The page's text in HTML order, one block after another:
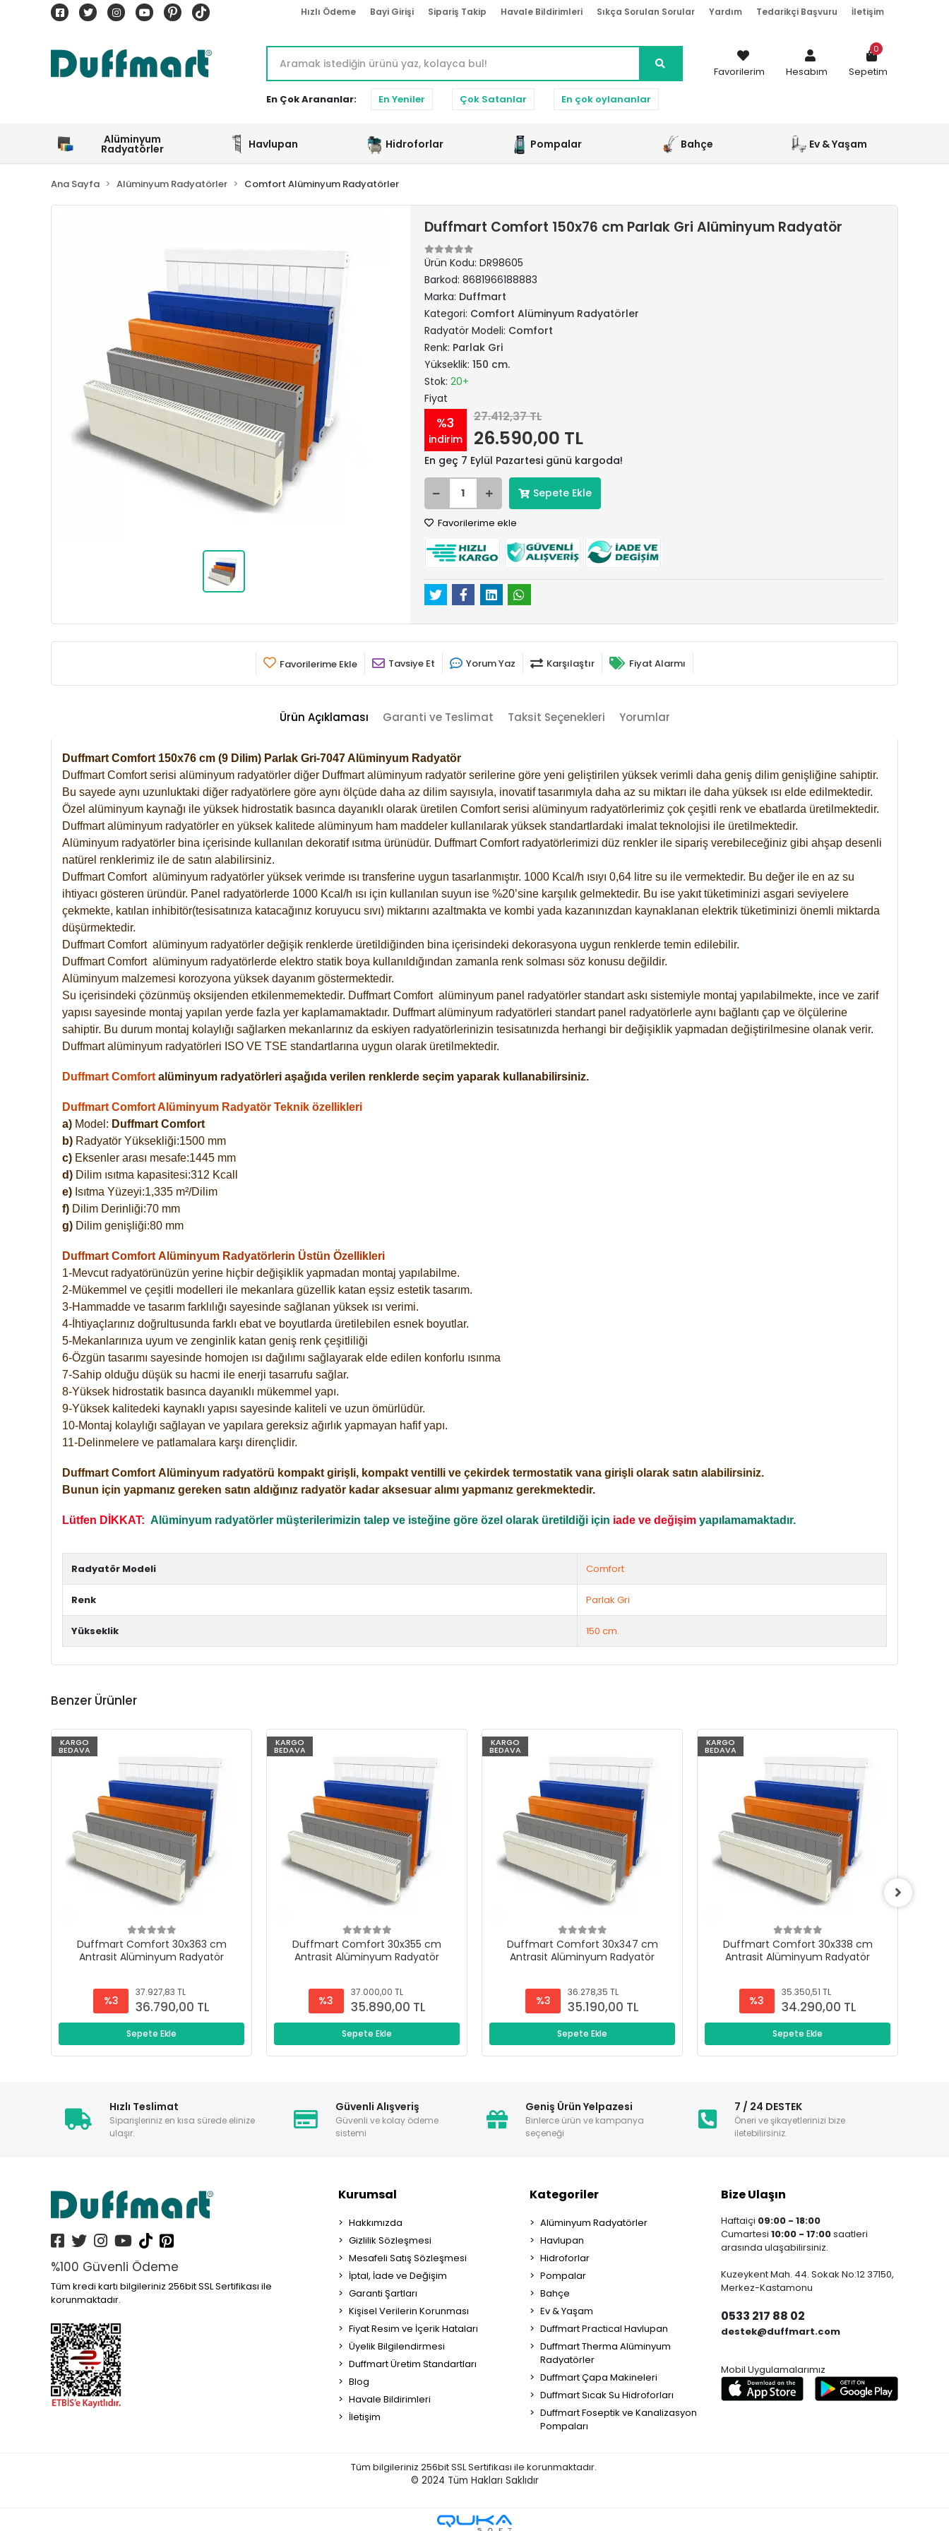
Hızlı Ödeme Bayi Girişi Sipariş Takip Havale Bildirimleri Sıkça Sorulan Sorular Yardım Tedarikçi Başvuru İletişim
En Çok Arananlar: En Yeniler Çok Satanlar En çok oylananlar
Favorilerim Hesabım Sepetim
0
Alüminyum
Radyatörler Havlupan Hidroforlar Pompalar Bahçe Ev & Yaşam
Ana Sayfa Alüminyum Radyatörler Comfort Alüminyum Radyatörler
Duffmart Comfort 150x76 cm Parlak Gri Alüminyum Radyatör
Ürün Kodu: DR98605
Barkod: 8681966188883
Marka: Duffmart
Kategori: Comfort Alüminyum Radyatörler
Radyatör Modeli: Comfort
Renk: Parlak Gri
Yükseklik: 150 cm.
Stok: 20+
Fiyat
%3
indirim
27.412,37 TL
26.590,00 TL
En geç 7 Eylül Pazartesi günü kargoda!
Sepete Ekle
Favorilerime ekle
Favorilerime Ekle Tavsiye Et Yorum Yaz Karşılaştır Fiyat Alarmı
Ürün Açıklaması Garanti ve Teslimat Taksit Seçenekleri Yorumlar
Duffmart Comfort 150x76 cm (9 Dilim) Parlak Gri-7047 Alüminyum Radyatör
Duffmart Comfort serisi alüminyum radyatörler diğer Duffmart alüminyum radyatör serilerine göre yeni geliştirilen yüksek verimli daha geniş dilim genişliğine sahiptir.
Bu sayede aynı uzunluktaki diğer radyatörlere göre aynı ölçüde daha az dilim sayısıyla, inovatif tasarımıyla daha az su miktarı ile daha yüksek ısı elde edilmektedir.
Özel alüminyum kaynağı ile yüksek hidrostatik basınca dayanıklı olarak üretilen Comfort serisi alüminyum radyatörlerimiz çok çeşitli renk ve ebatlarda üretilmektedir.
Duffmart alüminyum radyatörler en yüksek kalitede alüminyum ham maddeler kullanılarak yüksek standartlardaki imalat teknolojisi ile üretilmektedir.
Alüminyum radyatörler bina içerisinde kullanılan dekoratif ısıtma ürünüdür. Duffmart Comfort radyatörlerimizi düz renkler ile sipariş verebileceğiniz gibi ahşap desenli
natürel renklerimiz ile de satın alabilirsiniz.
Duffmart Comfort alüminyum radyatörler yüksek verimde ısı transferine uygun tasarlanmıştır. 1000 Kcal/h ısıyı 0,64 litre su ile vermektedir. Bu değer ile en az su
ihtiyacı gösteren üründür. Panel radyatörlerde 1000 Kcal/h ısı için kullanılan suyun ise %20’sine karşılık gelmektedir. Bu ise yakıt tüketiminizi asgari seviyelere
çekmekte, katılan inhibitör(tesisatınıza katacağınız koruyucu sıvı) miktarını azaltmakta ve kombi yada kazanınızdan kaynaklanan elektrik tüketiminizi önemli miktarda
düşürmektedir.
Duffmart Comfort alüminyum radyatörler değişik renklerde üretildiğinden bina içerisindeki dekorasyona uygun renklerde temin edilebilir.
DuffmartComfort alüminyum radyatörlerde elektro statik boya kullanıldığından zamanla renk solması söz konusu değildir.
Alüminyum malzemesi korozyona yüksek dayanım göstermektedir.
Su içerisindeki çözünmüş oksijenden etkilenmemektedir. DuffmartComfort alüminyum panel radyatörler standart askı sistemiyle montaj yapılabilmekte, ince ve zarif
yapısı sayesinde montaj yapılan yerde fazla yer kaplamamaktadır. Duffmart alüminyum radyatörleri standart panel radyatörlerle aynı bağlantı çap ve ölçülerine
sahiptir. Bu durum montaj kolaylığı sağlarken mekanlarınız da eskiyen radyatörlerinizin tesisatınızda herhangi bir değişiklik yapmadan değiştirilmesine olanak verir.
Duffmart alüminyum radyatörleri ISO VE TSE standartlarına uygun olarak üretilmektedir.
Duffmart Comfort alüminyum radyatörleri aşağıda verilen renklerde seçim yaparak kullanabilirsiniz.
Duffmart Comfort Alüminyum Radyatör Teknik özellikleri
a) Model: Duffmart Comfort
b) Radyatör Yüksekliği:1500 mm
c) Eksenler arası mesafe:1445 mm
d) Dilim ısıtma kapasitesi:312 Kcall
e) Isıtma Yüzeyi:1,335 m²/Dilim
f) Dilim Derinliği:70 mm
g) Dilim genişliği:80 mm
Duffmart Comfort Alüminyum Radyatörlerin Üstün Özellikleri
1-Mevcut radyatörünüzün yerine hiçbir değişiklik yapmadan montaj yapılabilme.
2-Mükemmel ve çeşitli modelleri ile mekanlara güzellik katan eşsiz estetik tasarım.
3-Hammadde ve tasarım farklılığı sayesinde sağlanan yüksek ısı verimi.
4-İhtiyaçlarınız doğrultusunda farklı ebat ve boyutlarda üretilebilen esnek boyutlar.
5-Mekanlarınıza uyum ve zenginlik katan geniş renk çeşitliliği
6-Özgün tasarımı sayesinde homojen ısı dağılımı sağlayarak elde edilen konforlu ısınma
7-Sahip olduğu düşük su hacmi ile enerji tasarrufu sağlar.
8-Yüksek hidrostatik basınca dayanıklı mükemmel yapı.
9-Yüksek kalitedeki kaynaklı yapısı sayesinde kaliteli ve uzun ömürlüdür.
10-Montaj kolaylığı sağlayan ve yapılara gereksiz ağırlık yapmayan hafif yapı.
11-Delinmelere ve patlamalara karşı dirençlidir.
Duffmart Comfort Alüminyum radyatörü kompakt girişli, kompakt ventilli ve çekirdek termostatik vana girişli olarak satın alabilirsiniz.
Bunun için yapmanız gereken satın aldığınız radyatör kadar aksesuar alımı yapmanız gerekmektedir.
Lütfen DİKKAT: Alüminyum radyatörler müşterilerimizin talep ve isteğine göre özel olarak üretildiği için iade ve değişim yapılamamaktadır.
Radyatör Modeli Comfort
Renk Parlak Gri
Yükseklik 150 cm.
Benzer Ürünler
KARGO
BEDAVA
Duffmart Comfort 30x363 cm
Antrasit Alüminyum Radyatör
%3
37.927,83 TL
36.790,00 TL
Sepete Ekle
KARGO
BEDAVA
Duffmart Comfort 30x355 cm
Antrasit Alüminyum Radyatör
%3
37.000,00 TL
35.890,00 TL
Sepete Ekle
KARGO
BEDAVA
Duffmart Comfort 30x347 cm
Antrasit Alüminyum Radyatör
%3
36.278,35 TL
35.190,00 TL
Sepete Ekle
KARGO
BEDAVA
Duffmart Comfort 30x338 cm
Antrasit Alüminyum Radyatör
%3
35.350,51 TL
34.290,00 TL
Sepete Ekle
Hızlı Teslimat
Siparişleriniz en kısa sürede elinize
ulaşır.
Güvenli Alışveriş
Güvenli ve kolay ödeme
sistemi
Geniş Ürün Yelpazesi
Binlerce ürün ve kampanya
seçeneği
7 / 24 DESTEK
Öneri ve şikayetlerinizi bize
iletebilirsiniz.
%100 Güvenli Ödeme
Tüm kredi kartı bilgileriniz 256bit SSL Sertifikası ile
korunmaktadır.
Kurumsal
Hakkımızda
Gizlilik Sözleşmesi
Mesafeli Satış Sözleşmesi
İptal, İade ve Değişim
Garanti Şartları
Kişisel Verilerin Korunması
Fiyat Resim ve İçerik Hataları
Üyelik Bilgilendirmesi
Duffmart Üretim Standartları
Blog
Havale Bildirimleri
İletişim
Kategoriler
Alüminyum Radyatörler
Havlupan
Hidroforlar
Pompalar
Bahçe
Ev & Yaşam
Duffmart Practical Havlupan
Duffmart Therma Alüminyum
Radyatörler
Duffmart Çapa Makineleri
Duffmart Sıcak Su Hidroforları
Duffmart Foseptik ve Kanalizasyon
Pompaları
Bize Ulaşın
Haftaiçi 09:00 - 18:00
Cumartesi 10:00 - 17:00saatleri
arasında ulaşabilirsiniz.
Kuzeykent Mah. 44. Sokak No:12 37150,
Merkez-Kastamonu
0533 217 88 02
destek@duffmart.com
Mobil Uygulamalarımız
Tüm bilgileriniz 256bit SSL Sertifikası ile korunmaktadır.
© 2024 Tüm Hakları Saklıdır